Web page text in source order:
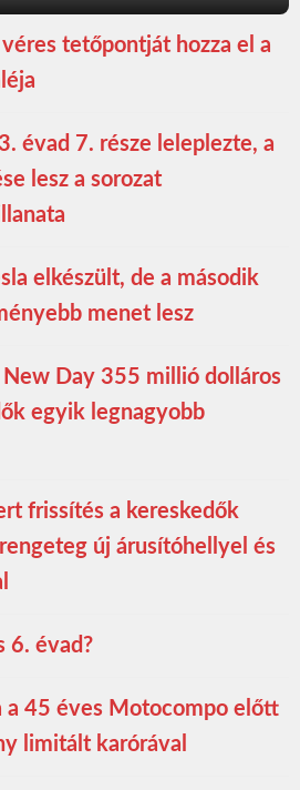
tetőpontját hozza el a
évad 7. része leleplezte, a
lesz a sorozat
elkészült, de a második
menet lesz
Day 355 millió dolláros
egyik legnagyobb
frissítés a kereskedők
új árusítóhellyel és
6. évad?
a 45 éves Motocompo előtt
limitált karórával